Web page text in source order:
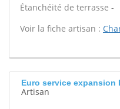
Étanchéité de terrasse -
Voir la fiche artisan :
Euro service expansion
Artisan